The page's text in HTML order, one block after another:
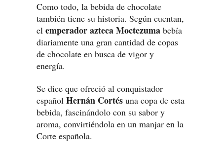
Como todo, la bebida de chocolate
también tiene su historia. Según cuentan,
el emperador azteca Moctezuma bebía
diariamente una gran cantidad de copas
de chocolate en busca de vigor y
energía.
Se dice que ofreció al conquistador
español Hernán Cortés una copa de esta
bebida, fascinándolo con su sabor y
aroma, convirtiéndola en un manjar en la
Corte española.